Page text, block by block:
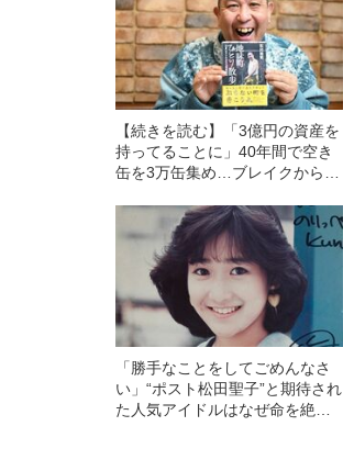
【続きを読む】「3億円の資産を
持ってることに」40年間で空き
缶を3万缶集め…ブレイクから36
語る、コレクションの悩み
「勝手なことをしてごめんなさ
い」“ポスト松田聖子”と期待され
た人気アイドルはなぜ命を絶っ